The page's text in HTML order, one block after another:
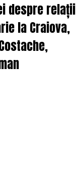
despre relații
la Craiova,